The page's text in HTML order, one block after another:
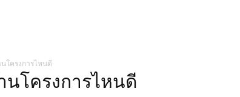
โครงการไหนดี
นโครงการไหนดี